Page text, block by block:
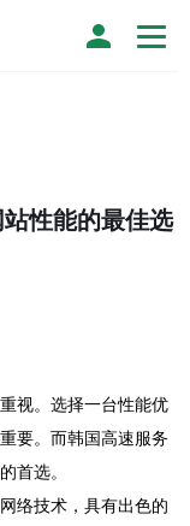
性能的最佳选
视。选择一台性能优
要。而韩国高速服务
首选。
络技术，具有出色的